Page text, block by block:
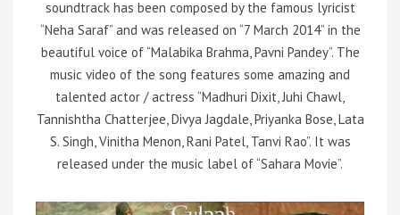
soundtrack has been composed by the famous lyricist
“Neha Saraf” and was released on “7 March 2014” in the
beautiful voice of “Malabika Brahma, Pavni Pandey”. The
music video of the song features some amazing and
talented actor / actress “Madhuri Dixit, Juhi Chawl,
Tannishtha Chatterjee, Divya Jagdale, Priyanka Bose, Lata
S. Singh, Vinitha Menon, Rani Patel, Tanvi Rao”. It was
released under the music label of “Sahara Movie”.